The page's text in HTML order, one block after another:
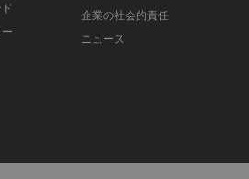
企業の社会的責任
ニュース